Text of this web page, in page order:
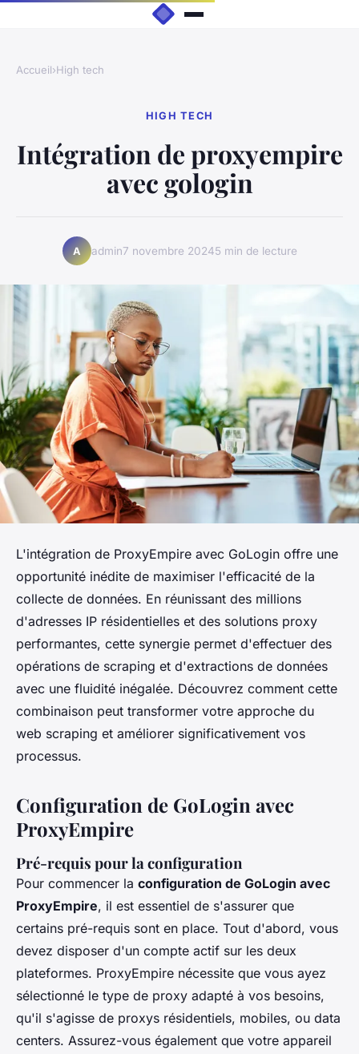
Accueil›High tech
HIGH TECH
Intégration de proxyempire
avec gologin
A admin7 novembre 20245 min de lecture
L'intégration de ProxyEmpire avec GoLogin offre une
opportunité inédite de maximiser l'efficacité de la
collecte de données. En réunissant des millions
d'adresses IP résidentielles et des solutions proxy
performantes, cette synergie permet d'effectuer des
opérations de scraping et d'extractions de données
avec une fluidité inégalée. Découvrez comment cette
combinaison peut transformer votre approche du
web scraping et améliorer significativement vos
processus.
Configuration de GoLogin avec
ProxyEmpire
Pré-requis pour la configuration
Pour commencer la configuration de GoLogin avec
ProxyEmpire, il est essentiel de s'assurer que
certains pré-requis sont en place. Tout d'abord, vous
devez disposer d'un compte actif sur les deux
plateformes. ProxyEmpire nécessite que vous ayez
sélectionné le type de proxy adapté à vos besoins,
qu'il s'agisse de proxys résidentiels, mobiles, ou data
centers. Assurez-vous également que votre appareil